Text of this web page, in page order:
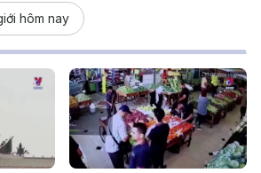
hôm nay